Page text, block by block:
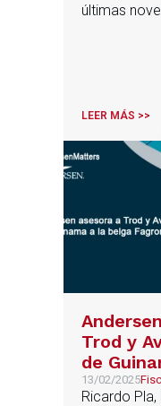
últimas
LEER MÁS >>
Trod y
de
Fagron
13/02/2025
Ricardo